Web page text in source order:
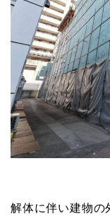
解体に伴い建物の